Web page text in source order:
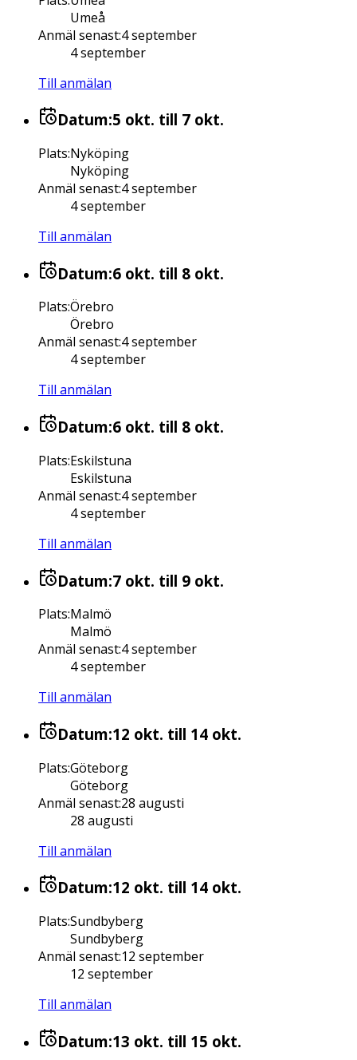
Umeå
Anmäl senast:4 september
4 september
Till anmälan
Datum:5 okt. till 7 okt.
Plats:Nyköping
Nyköping
Anmäl senast:4 september
4 september
Till anmälan
Datum:6 okt. till 8 okt.
Plats:Örebro
Örebro
Anmäl senast:4 september
4 september
Till anmälan
Datum:6 okt. till 8 okt.
Plats:Eskilstuna
Eskilstuna
Anmäl senast:4 september
4 september
Till anmälan
Datum:7 okt. till 9 okt.
Plats:Malmö
Malmö
Anmäl senast:4 september
4 september
Till anmälan
Datum:12 okt. till 14 okt.
Plats:Göteborg
Göteborg
Anmäl senast:28 augusti
28 augusti
Till anmälan
Datum:12 okt. till 14 okt.
Plats:Sundbyberg
Sundbyberg
Anmäl senast:12 september
12 september
Till anmälan
Datum:13 okt. till 15 okt.